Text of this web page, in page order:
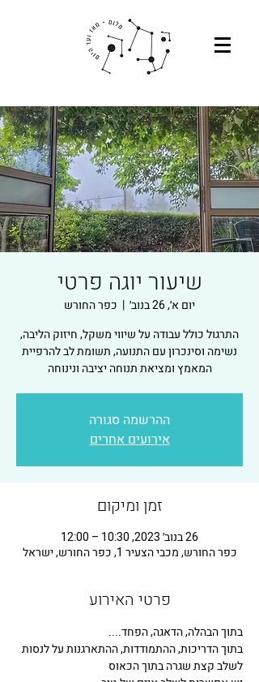
שיעור יוגה פרטי
יום א׳, 26 בנוב׳
  |
כפר החורש
התרגול כולל עבודה על שיווי משקל, חיזוק הליבה,
נשימה וסינכרון עם התנועה, תשומת לב להרפיית
המאמץ ומציאת תנוחה יציבה ונינוחה
ההרשמה סגורה
אירועים אחרים
זמן ומיקום
26 בנוב׳ 2023, 10:30 – 12:00
כפר החורש, מכבי הצעיר 1, כפר החורש, ישראל
פרטי האירוע
בתוך הבהלה, הדאגה, הפחד....
בתוך הדריכות, ההתמודדות, ההתארגנות על לנסות
לשלב קצת שגרה בתוך הכאוס